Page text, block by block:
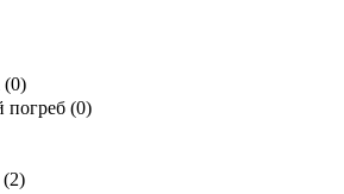
(0)
погреб (0)
(2)